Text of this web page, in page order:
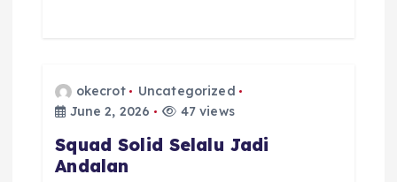
okecrot
Uncategorized
June 2, 2026
47 views
Squad Solid Selalu Jadi
Andalan